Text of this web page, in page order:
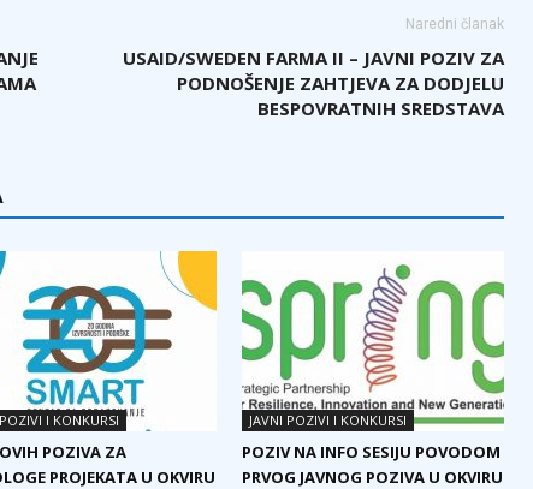
Naredni članak
USAID/SWEDEN FARMA II – JAVNI POZIV ZA
PODNOŠENJE ZAHTJEVA ZA DODJELU
BESPOVRATNIH SREDSTAVA
I KONKURSI
POZIVA ZA
PROJEKATA U OKVIRU
JAVNI POZIVI I KONKURSI
POZIV NA INFO SESIJU POVODOM
PRVOG JAVNOG POZIVA U OKVIRU